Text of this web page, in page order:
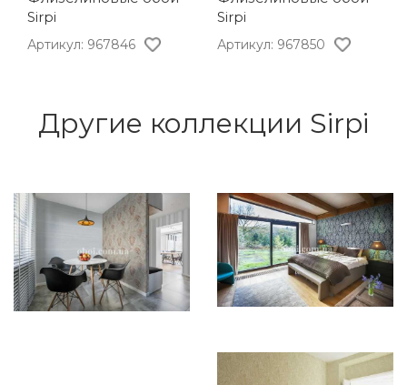
Sirpi
Артикул: 967846
Sirpi
Артикул: 967850
Другие коллекции Sirpi